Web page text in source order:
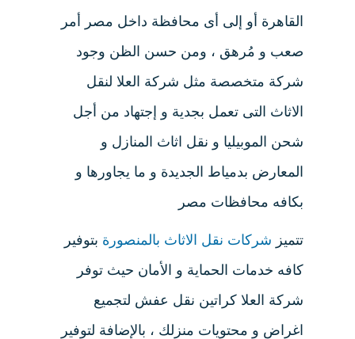
القاهرة أو إلى أى محافظة داخل مصر أمر
صعب و مُرهق ، ومن حسن الظن وجود
شركة متخصصة مثل شركة العلا لنقل
الاثاث التى تعمل بجدية و إجتهاد من أجل
شحن الموبيليا و نقل اثاث المنازل و
المعارض بدمياط الجديدة و ما يجاورها و
بكافه محافظات مصر
تتميز شركات نقل الاثاث بالمنصورة بتوفير
كافه خدمات الحماية و الأمان حيث توفر
شركة العلا كراتين نقل عفش لتجميع
اغراض و محتويات منزلك ، بالإضافة لتوفير